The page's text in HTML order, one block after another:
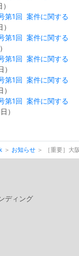
第1回 案件に関する
第1回 案件に関する
第1回 案件に関する
第1回 案件に関する
第1回 案件に関する
）
お知らせ ［重要］
ディング